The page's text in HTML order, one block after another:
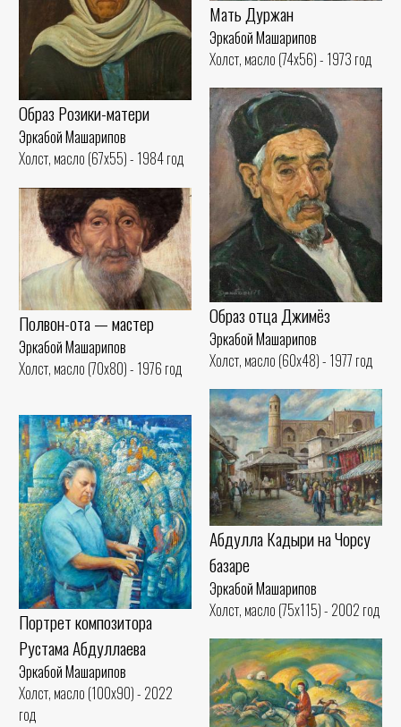
Мать Дуржан
Эркабой Машарипов
Холст, масло (74x56) - 1973 год
Образ Розики-матери
Эркабой Машарипов
Холст, масло (67x55) - 1984 год
Образ отца Джимёз
Эркабой Машарипов
Холст, масло (60x48) - 1977 год
Полвон-ота — мастер
Эркабой Машарипов
Холст, масло (70x80) - 1976 год
Абдулла Кадыри на Чорсу
базаре
Эркабой Машарипов
Холст, масло (75x115) - 2002 год
Портрет композитора
Рустама Абдуллаева
Эркабой Машарипов
Холст, масло (100x90) - 2022
год